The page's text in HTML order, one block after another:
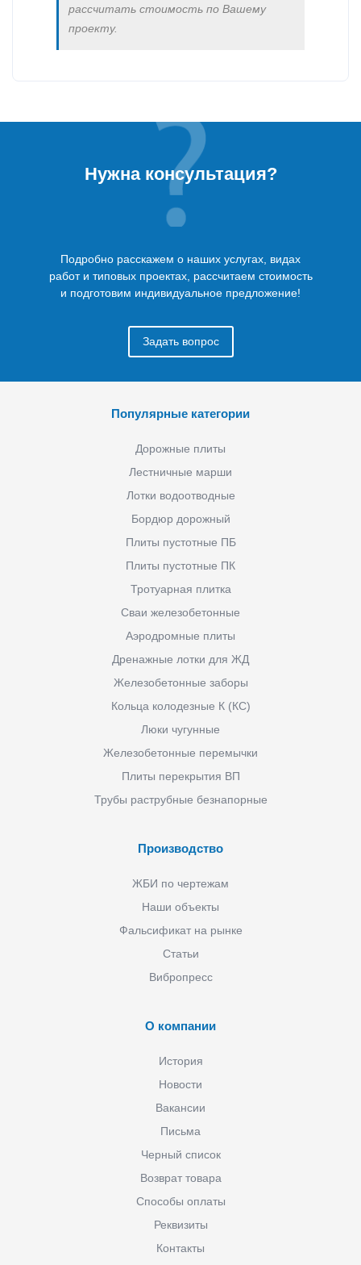
рассчитать стоимость по Вашему
проекту.
Нужна консультация?
Подробно расскажем о наших услугах, видах
работ и типовых проектах, рассчитаем стоимость
и подготовим индивидуальное предложение!
Задать вопрос
Популярные категории
Дорожные плиты
Лестничные марши
Лотки водоотводные
Бордюр дорожный
Плиты пустотные ПБ
Плиты пустотные ПК
Тротуарная плитка
Сваи железобетонные
Аэродромные плиты
Дренажные лотки для ЖД
Железобетонные заборы
Кольца колодезные К (КС)
Люки чугунные
Железобетонные перемычки
Плиты перекрытия ВП
Трубы раструбные безнапорные
Производство
ЖБИ по чертежам
Наши объекты
Фальсификат на рынке
Статьи
Вибропресс
О компании
История
Новости
Вакансии
Письма
Черный список
Возврат товара
Способы оплаты
Реквизиты
Контакты